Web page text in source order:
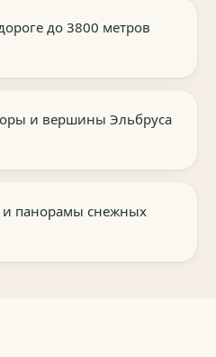
до 3800 метров
и вершины Эльбруса
и панорамы снежных